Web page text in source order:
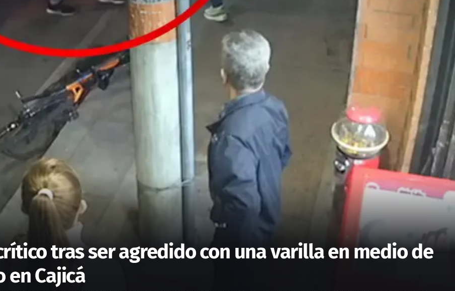
tras ser agredido con una varilla en medio de
en Cajicá